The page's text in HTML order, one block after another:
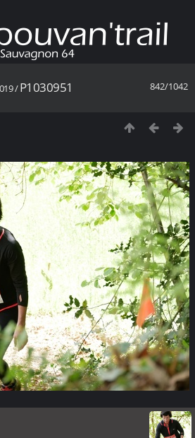
842/1042
/P1030951